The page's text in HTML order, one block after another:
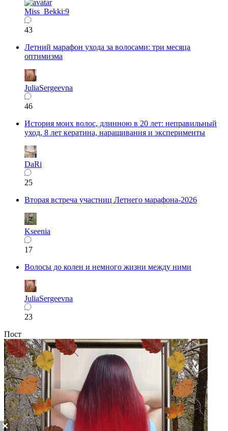
Miss_Bekki:9
43
Летний марафон ухода за волосами: три месяца
оптимизма
JuliaSergeevna
46
История моих волос, длинною в 20 лет: неправильный
уход, 8 лет кератина, наращивания и эксперименты
DaRi
25
Вторая встреча участниц Летнего марафона-2026
Kseenia
17
Волосы до колен и немного жизни между ними
JuliaSergeevna
23
Пост